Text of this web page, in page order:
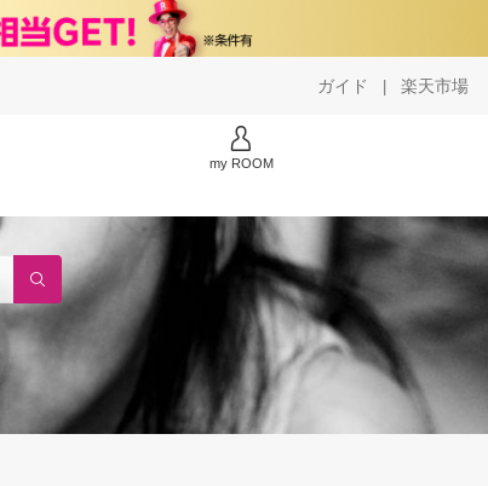
ガイド | 楽天市場
my ROOM